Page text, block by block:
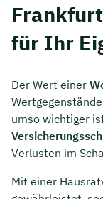
Finanzen
Expats
Über Uns
Kontakt
für Ihr
Der Wert einer
umso wichtiger
Verlusten im
Mit einer